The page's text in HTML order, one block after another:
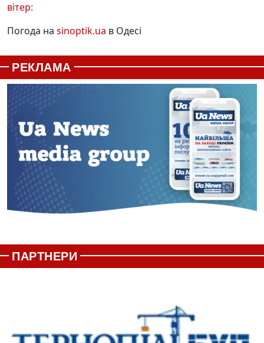
вітер:
Погода на sinoptik.ua в Одесі
РЕКЛАМА
ПАРТНЕРИ